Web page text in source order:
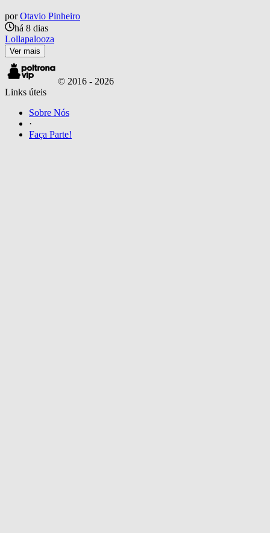
por Otavio Pinheiro
há 8 dias
Lollapalooza
Ver mais
© 2016 - 2026
Links úteis
Sobre Nós
·
Faça Parte!